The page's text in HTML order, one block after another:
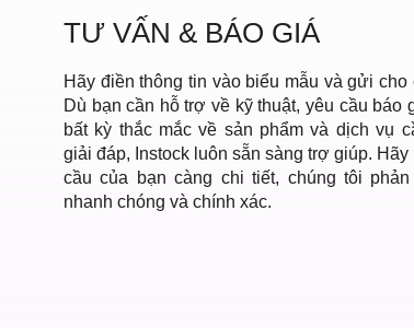
TƯ VẤN & BÁO GIÁ
Hãy điền thông tin vào biểu mẫu và gửi cho
Dù bạn cần hỗ trợ về kỹ thuật, yêu cầu báo
bất kỳ thắc mắc về sản phẩm và dịch vụ
giải đáp, Instock luôn sẵn sàng trợ giúp. Hãy
cầu của bạn càng chi tiết, chúng tôi
nhanh chóng và chính xác.